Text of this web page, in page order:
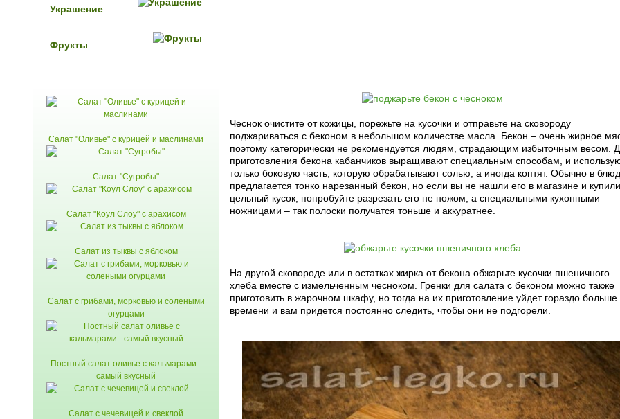
Чеснок очистите от кожицы, порежьте на кусочки и отправьте на сковороду
поджариваться с беконом в небольшом количестве масла. Бекон – очень жирное
поэтому категорически не рекомендуется людям, страдающим избыточным весом.
приготовления бекона кабанчиков выращивают специальным способам, и
только боковую часть, которую обрабатывают солью, а иногда коптят. Обычно в
предлагается тонко нарезанный бекон, но если вы не нашли его в магазине и купили
цельный кусок, попробуйте разрезать его не ножом, а специальными кухонными
ножницами – так полоски получатся тоньше и аккуратнее.
На другой сковороде или в остатках жирка от бекона обжарьте кусочки пшеничного
хлеба вместе с измельченным чесноком. Гренки для салата с беконом можно также
приготовить в жарочном шкафу, но тогда на их приготовление уйдет гораздо больше
времени и вам придется постоянно следить, чтобы они не подгорели.
Украшение
Фрукты
Салат "Оливье" с курицей и маслинами
Cалат "Сугробы"
Салат "Коул Слоу" с арахисом
Салат из тыквы с яблоком
Салат с грибами, морковью и солеными
огурцами
Постный салат оливье с кальмарами–
самый вкусный
Салат с чечевицей и свеклой